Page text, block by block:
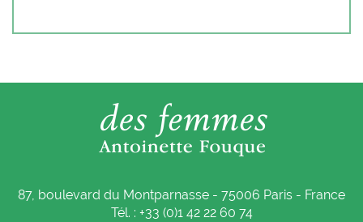
87, boulevard du Montparnasse - 75006 Paris - France
Tél. : +33 (0)1 42 22 60 74